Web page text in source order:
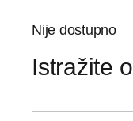
Nije dostupno
Istražite